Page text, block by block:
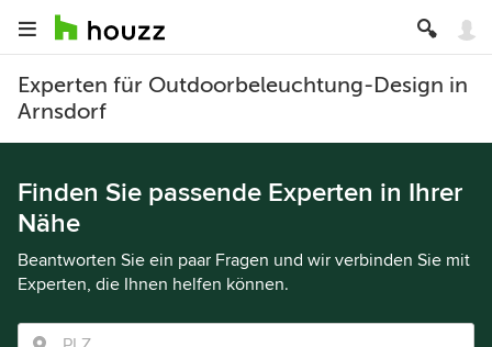
Experten für Outdoorbeleuchtung-Design in
Arnsdorf
Finden Sie passende Experten in Ihrer
Nähe
Beantworten Sie ein paar Fragen und wir verbinden Sie mit
Experten, die Ihnen helfen können.